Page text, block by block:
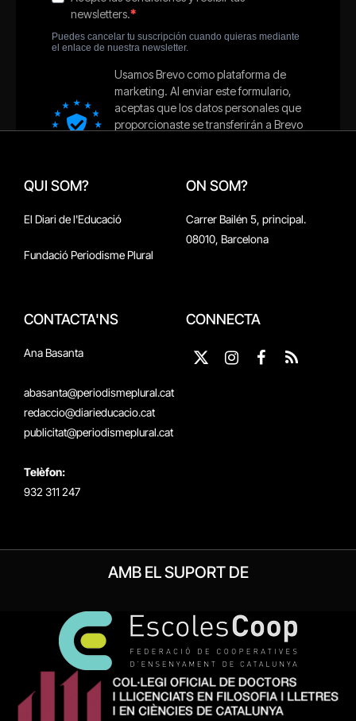
QUI SOM?
El Diari de l'Educació
Fundació Periodisme Plural
ON SOM?
Carrer Bailén 5, principal.
08010, Barcelona
CONTACTA'NS
Ana Basanta
abasanta@periodismeplural.cat
redaccio@diarieducacio.cat
publicitat@periodismeplural.cat
Telèfon:
932 311 247
CONNECTA
X
InstagramFacebook
RSS
AMB EL SUPORT DE